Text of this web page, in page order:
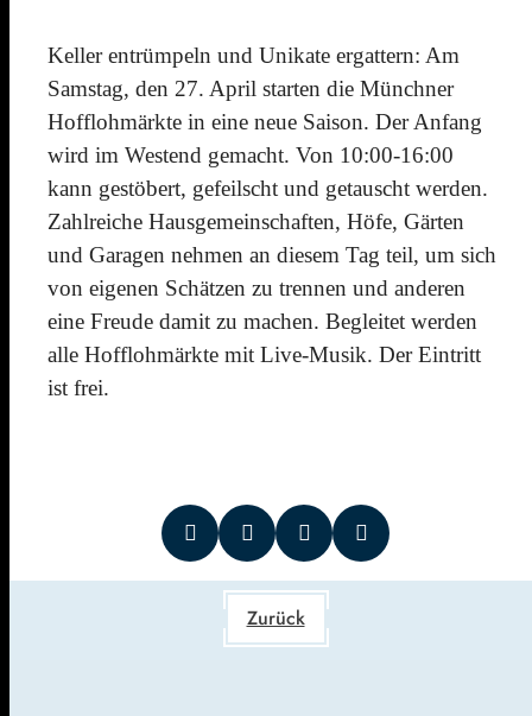
Keller entrümpeln und Unikate ergattern: Am
Samstag, den 27. April starten die Münchner
Hofflohmärkte in eine neue Saison. Der Anfang
wird im Westend gemacht. Von 10:00-16:00
kann gestöbert, gefeilscht und getauscht werden.
Zahlreiche Hausgemeinschaften, Höfe, Gärten
und Garagen nehmen an diesem Tag teil, um sich
von eigenen Schätzen zu trennen und anderen
eine Freude damit zu machen. Begleitet werden
alle Hofflohmärkte mit Live-Musik. Der Eintritt
ist frei.
Zurück